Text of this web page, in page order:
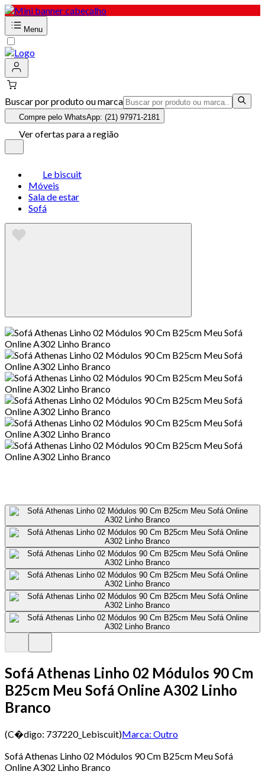
Menu
Buscar por produto ou marca
Compre pelo WhatsApp: (21) 97971-2181
Ver ofertas para a região
Le biscuit
Móveis
Sala de estar
Sofá
Sofá Athenas Linho 02 Módulos 90 Cm
B25cm Meu Sofá Online A302 Linho
Branco
(C�digo: 737220_Lebiscuit)Marca: Outro
Sofá Athenas Linho 02 Módulos 90 Cm B25cm Meu Sofá
Online A302 Linho Branco